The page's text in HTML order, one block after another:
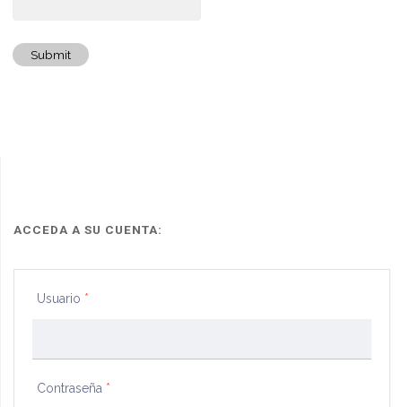
Submit
ACCEDA A SU CUENTA:
Usuario *
Contraseña *